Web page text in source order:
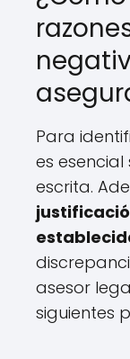
Para
es
escrita.
asesor
siguientes